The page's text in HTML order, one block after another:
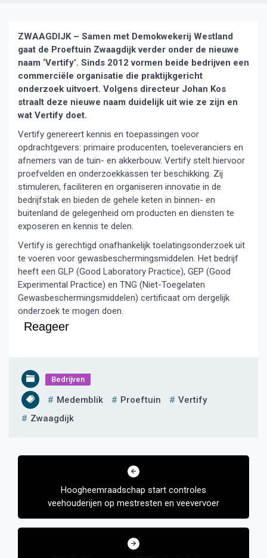
ZWAAGDIJK – Samen met Demokwekerij Westland
gaat de Proeftuin Zwaagdijk verder onder de nieuwe
naam ‘Vertify’. Sinds 2012 vormen beide bedrijven een
commerciële organisatie die praktijkgericht
onderzoek uitvoert. Volgens directeur Johan Kos
straalt deze nieuwe naam duidelijk uit wie ze zijn en
wat Vertify doet.
Vertify genereert kennis en toepassingen voor
opdrachtgevers: primaire producenten, toeleveranciers en
afnemers van de tuin- en akkerbouw. Vertify stelt hiervoor
proefvelden en onderzoekkassen ter beschikking. Zij
stimuleren, faciliteren en organiseren innovatie in de
bedrijfstak en bieden de gehele keten in binnen- en
buitenland de gelegenheid om producten en diensten te
exposeren en kennis te delen.
Vertify is gerechtigd onafhankelijk toelatingsonderzoek uit
te voeren voor gewasbeschermingsmiddelen. Het bedrijf
heeft een GLP (Good Laboratory Practice), GEP (Good
Experimental Practice) en TNG (Niet-Toegelaten
Gewasbeschermingsmiddelen) certificaat om dergelijk
onderzoek te mogen doen.
Reageer
Bedrijven
Medemblik Proeftuin
Vertify
Zwaagdijk
Bericht
Hoogheemraadschap start controles
veehouderijen op mestresten en veevervoer